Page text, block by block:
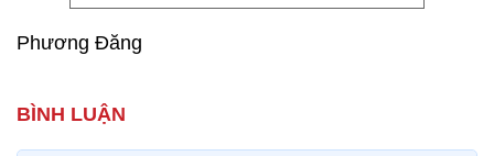
Phương Đăng